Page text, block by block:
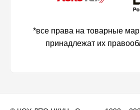
*все права на товарные
принадлежат их